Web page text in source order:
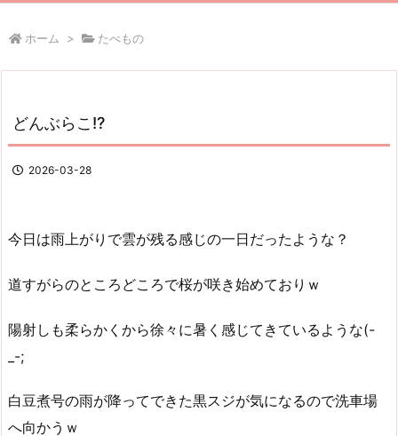
ホーム > たべもの
どんぶらこ!?
2026-03-28
今日は雨上がりで雲が残る感じの一日だったような？
道すがらのところどころで桜が咲き始めておりｗ
陽射しも柔らかくから徐々に暑く感じてきているような(-
_-;
白豆煮号の雨が降ってできた黒スジが気になるので洗車場
へ向かうｗ